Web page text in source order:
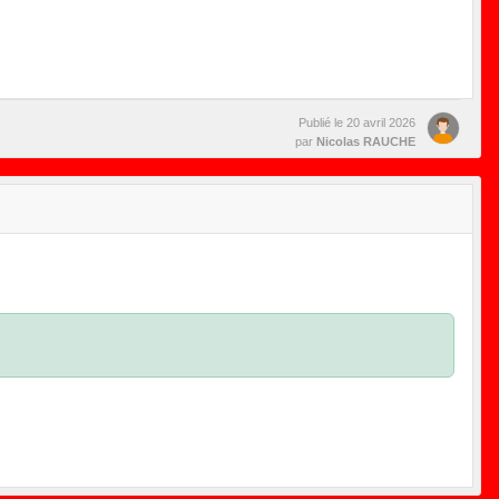
Publié le 20 avril 2026
par Nicolas RAUCHE